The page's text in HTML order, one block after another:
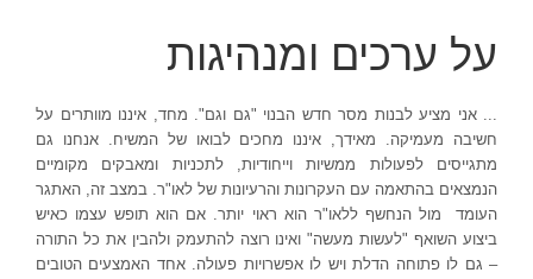
על ערכים ומנהיגות
... אני מציע לבנות מסר חדש הבנוי "גם וגם". מחד, איננו מוותרים על
חשיבה מעמיקה. מאידך, איננו מחכים לבואו של המשיח. אנחנו גם
מתגייסים לפעולות ממשיות וייחודיות, לתכניות ומאבקים מקומיים
הנמצאים בהתאמה עם העקרונות והרעיונות של לאו"ר. במצב זה, האתגר
העומד מול הנחשף ללאו"ר הוא ראוי יותר. אם הוא תופש עצמו כאיש
ביצוע השואף "לעשות מעשה" ואינו רוצה להתעמק ולהבין את כל התורה
– גם לו פתוחה הדלת ויש לו אפשרויות פעולה. אחד האמצעים הטובים